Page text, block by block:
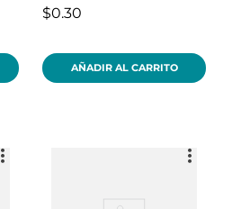
$0.30
AÑADIR AL CARRITO